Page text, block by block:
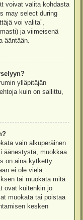
voivat valita kohdasta
may select during
voi valita”,
ja viimeisenä
ääntään.
ylläpitäjän
kuin on sallittu,
vain alkuperäinen
äänestystä, muokkaa
on aina kytketty
ei ole vielä
tai muokata mitä
ovat kuitenkin jo
muokata tai poistaa
kesken